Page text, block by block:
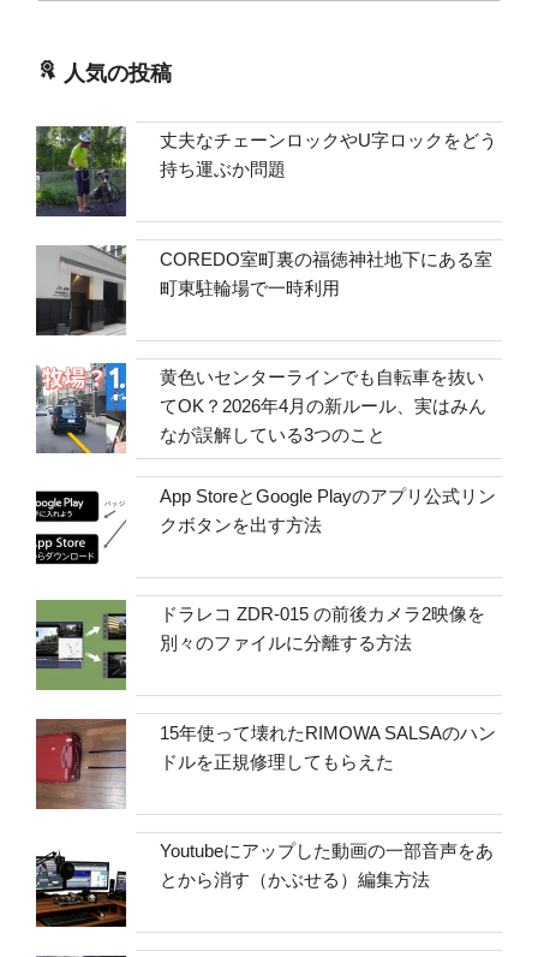
人気の投稿
丈夫なチェーンロックやU字ロックをどう
持ち運ぶか問題
COREDO室町裏の福徳神社地下にある室
町東駐輪場で一時利用
黄色いセンターラインでも自転車を抜い
てOK？2026年4月の新ルール、実はみん
なが誤解している3つのこと
App StoreとGoogle Playのアプリ公式リン
クボタンを出す方法
ドラレコ ZDR-015 の前後カメラ2映像を
別々のファイルに分離する方法
15年使って壊れたRIMOWA SALSAのハン
ドルを正規修理してもらえた
Youtubeにアップした動画の一部音声をあ
とから消す（かぶせる）編集方法